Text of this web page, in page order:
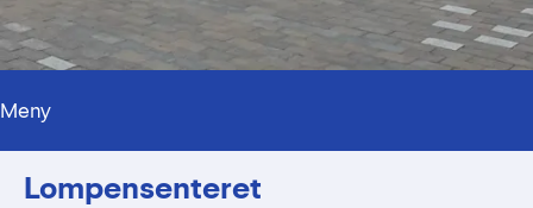
Meny
Alt du trenger å vite
Lompensenteret